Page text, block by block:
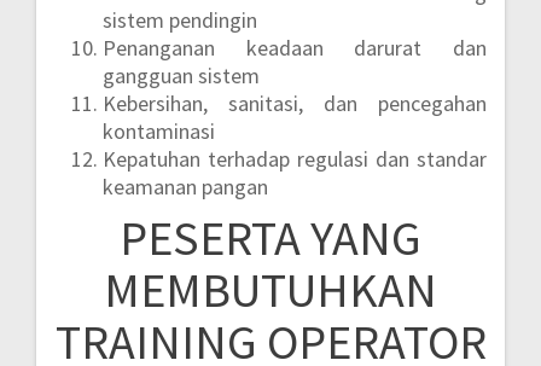
sistem pendingin
Penanganan keadaan darurat dan
gangguan sistem
Kebersihan, sanitasi, dan pencegahan
kontaminasi
Kepatuhan terhadap regulasi dan standar
keamanan pangan
PESERTA YANG
MEMBUTUHKAN
TRAINING OPERATOR